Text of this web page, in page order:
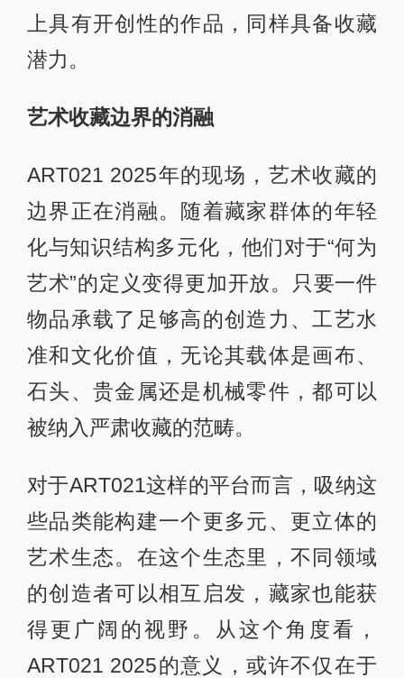
上具有开创性的作品，同样具备收藏
潜力。
艺术收藏边界的消融
ART021 2025年的现场，艺术收藏的
边界正在消融。随着藏家群体的年轻
化与知识结构多元化，他们对于“何为
艺术”的定义变得更加开放。只要一件
物品承载了足够高的创造力、工艺水
准和文化价值，无论其载体是画布、
石头、贵金属还是机械零件，都可以
被纳入严肃收藏的范畴。
对于ART021这样的平台而言，吸纳这
些品类能构建一个更多元、更立体的
艺术生态。在这个生态里，不同领域
的创造者可以相互启发，藏家也能获
得更广阔的视野。从这个角度看，
ART021 2025的意义，或许不仅在于